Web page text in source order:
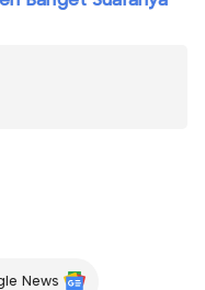
News